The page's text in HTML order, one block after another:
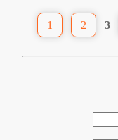
1 2 3